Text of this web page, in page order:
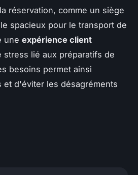
réservation, comme un siège
spacieux pour le transport de
une expérience client
stress lié aux préparatifs de
besoins permet ainsi
et d'éviter les désagréments